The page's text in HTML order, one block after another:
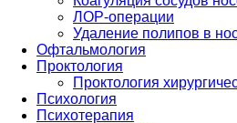
ЛОР-операции
Удаление полипов в
Офтальмология
Проктология
Проктология
Психология
Психотерапия